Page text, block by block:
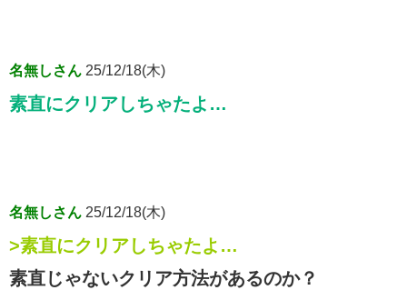
名無しさん 25/12/18(木)
素直にクリアしちゃたよ…
名無しさん 25/12/18(木)
>素直にクリアしちゃたよ…
素直じゃないクリア方法があるのか？